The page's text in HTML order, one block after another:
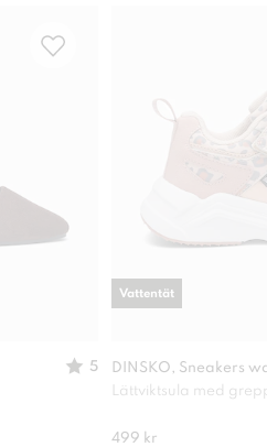
5
DINSKO, Sneakers
Lättviktsula med
499 kr
Vattentät